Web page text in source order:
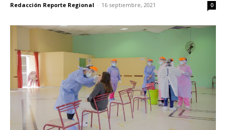
Redacción Reporte Regional - 16 septiembre, 2021 0